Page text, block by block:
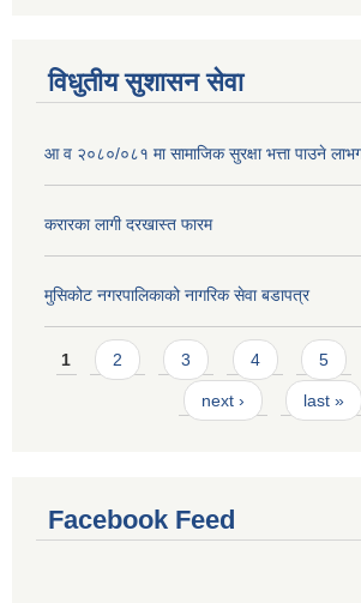
विधुतीय सुशासन सेवा
आ व २०८०/०८१ मा सामाजिक सुरक्षा भत्ता पाउने
करारका लागी दरखास्त फारम
मुसिकोट नगरपालिकाको नागरिक सेवा बडापत्र
Pages
1 2 3 4 5
next › last »
Facebook Feed